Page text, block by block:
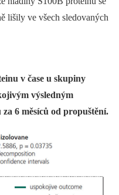
lišily ve všech sledovaných
v čase u skupiny
výsledným
6 měsíců od propuštění.